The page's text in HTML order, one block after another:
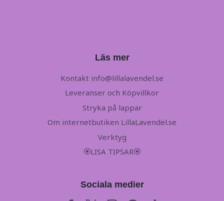
Läs mer
Kontakt info@lillalavendel.se
Leveranser och Köpvillkor
Stryka på lappar
Om internetbutiken LillaLavendel.se
Verktyg
🏵LISA TIPSAR🏵
Sociala medier